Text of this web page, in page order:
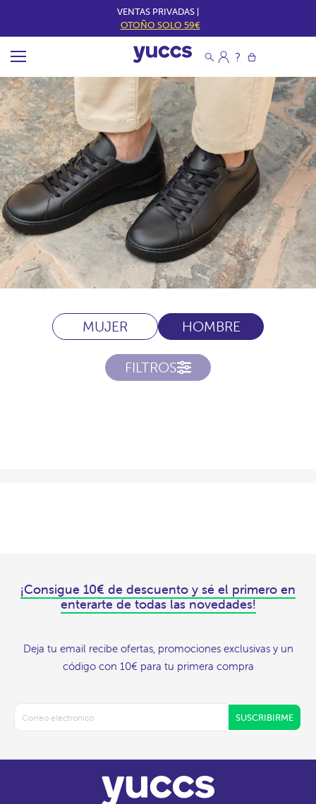
VENTAS PRIVADAS |
OTOÑO SOLO 59€
MUJER HOMBRE
FILTROS
¡Consigue 10€ de descuento y sé el primero en
enterarte de todas las novedades!
Deja tu email recibe ofertas, promociones exclusivas y un
código con 10€ para tu primera compra
SUSCRIBIRME